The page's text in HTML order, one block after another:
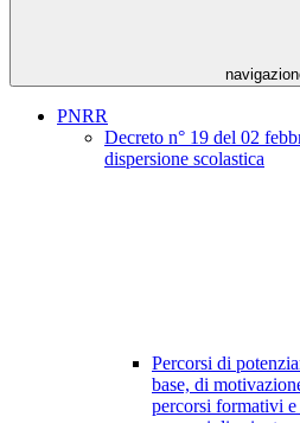
PNRR
Decreto n° 19 del 02
dispersione scolastica
Percorsi di
base, di
percorsi formativi